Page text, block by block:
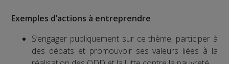
Exemples d’actions à entreprendre
S’engager publiquement sur ce thème, participer à
des débats et promouvoir ses valeurs liées à la